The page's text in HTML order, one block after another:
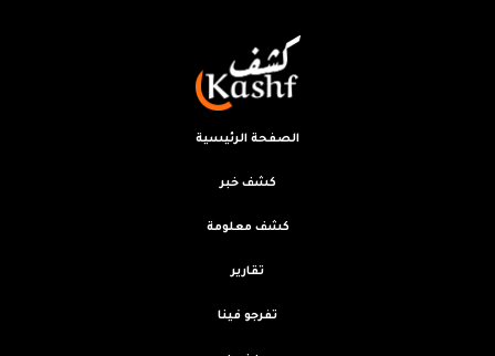
الصفحة الرئيسية
كشف خبر
كشف معلومة
تقارير
تفرجو فينا